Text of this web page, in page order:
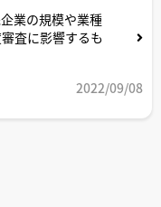
業の規模や業種
査に影響するも
2022/09/08